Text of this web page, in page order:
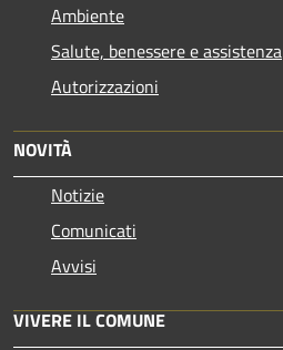
Ambiente
Salute, benessere e assistenza
Autorizzazioni
NOVITÀ
Notizie
Comunicati
Avvisi
VIVERE IL COMUNE